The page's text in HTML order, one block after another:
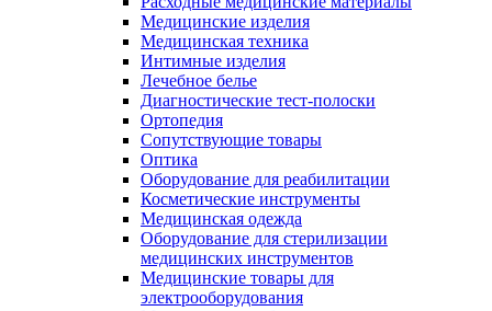
Медицинские изделия
Медицинская техника
Интимные изделия
Лечебное белье
Диагностические тест-полоски
Ортопедия
Сопутствующие товары
Оптика
Оборудование для реабилитации
Косметические инструменты
Медицинская одежда
Оборудование для стерилизации
медицинских инструментов
Медицинские товары для
электрооборудования